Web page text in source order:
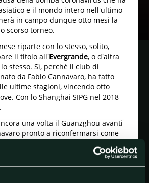
e il mondo intero nell'ultimo
in campo dunque otto mesi la
scorso torneo.
riparte con lo stesso, solito,
il titolo all'Evergrande, o d'altra
stesso. Sì, perchè il club di
da Fabio Cannavaro, ha fatto
ultime stagioni, vincendo otto
Con lo Shanghai SIPG nel 2018
una volta il Guanzghou avanti
pronto a riconfermarsi come
Shanghai Shenhua, in cui